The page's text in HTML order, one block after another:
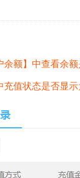
额】中查看余
值状态是否显